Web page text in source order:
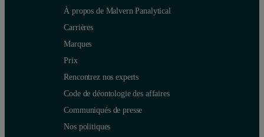
À propos de Malvern Panalytical
Carrières
Marques
Prix
Rencontrez nos experts
Code de déontologie des affaires
Communiqués de presse
Nos politiques